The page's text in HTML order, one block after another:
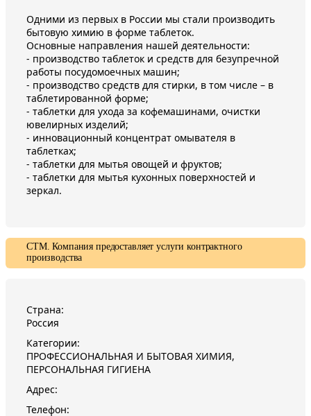
Одними из первых в России мы стали производить
бытовую химию в форме таблеток.
Основные направления нашей деятельности:
- производство таблеток и средств для безупречной
работы посудомоечных машин;
- производство средств для стирки, в том числе – в
таблетированной форме;
- таблетки для ухода за кофемашинами, очистки
ювелирных изделий;
- инновационный концентрат омывателя в
таблетках;
- таблетки для мытья овощей и фруктов;
- таблетки для мытья кухонных поверхностей и
зеркал.
СТМ. Компания предоставляет услуги контрактного
производства
Страна:
Россия
Категории:
ПРОФЕССИОНАЛЬНАЯ И БЫТОВАЯ ХИМИЯ,
ПЕРСОНАЛЬНАЯ ГИГИЕНА
Адрес:
Телефон: